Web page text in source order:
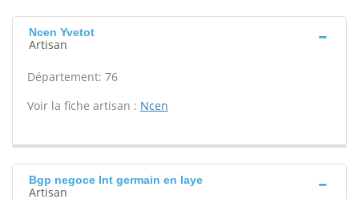
Ncen Yvetot
Artisan
Département: 76
Voir la fiche artisan : Ncen
Bgp negoce Int germain en laye
Artisan